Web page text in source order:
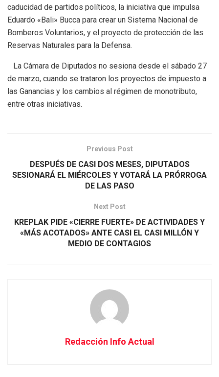
caducidad de partidos políticos, la iniciativa que impulsa
Eduardo «Bali» Bucca para crear un Sistema Nacional de
Bomberos Voluntarios, y el proyecto de protección de las
Reservas Naturales para la Defensa.
La Cámara de Diputados no sesiona desde el sábado 27
de marzo, cuando se trataron los proyectos de impuesto a
las Ganancias y los cambios al régimen de monotributo,
entre otras iniciativas.
Previous Post
DESPUÉS DE CASI DOS MESES, DIPUTADOS
SESIONARÁ EL MIÉRCOLES Y VOTARÁ LA PRÓRROGA
DE LAS PASO
Next Post
KREPLAK PIDE «CIERRE FUERTE» DE ACTIVIDADES Y
«MÁS ACOTADOS» ANTE CASI EL CASI MILLÓN Y
MEDIO DE CONTAGIOS
Redacción Info Actual